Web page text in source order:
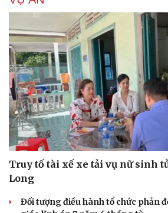
Truy tố tài xế xe tải vụ nữ sinh
Long
Đối tượng điều hành tổ chức phản